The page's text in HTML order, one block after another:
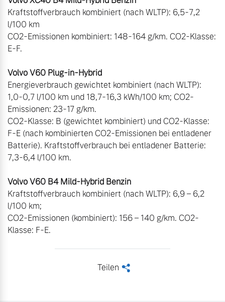
Kraftstoffverbrauch kombiniert (nach WLTP): 6,5-7,2
l/100 km
CO2-Emissionen kombiniert: 148-164 g/km. CO2-Klasse:
E-F.
Energieverbrauch gewichtet kombiniert (nach WLTP):
1,0-0,7 l/100 km und 18,7-16,3 kWh/100 km; CO2-
Emissionen: 23-17 g/km.
CO2-Klasse: B (gewichtet kombiniert) und CO2-Klasse:
F-E (nach kombinierten CO2-Emissionen bei entladener
Batterie). Kraftstoffverbrauch bei entladener Batterie:
7,3-6,4 l/100 km.
Kraftstoffverbrauch kombiniert (nach WLTP): 6,9 – 6,2
l/100 km;
CO2-Emissionen (kombiniert): 156 – 140 g/km. CO2-
Klasse: F-E.
Teilen <